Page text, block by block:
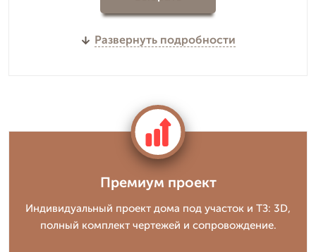
Развернуть подробности
Премиум проект
Индивидуальный проект дома под участок и ТЗ: 3D,
полный комплект чертежей и сопровождение.